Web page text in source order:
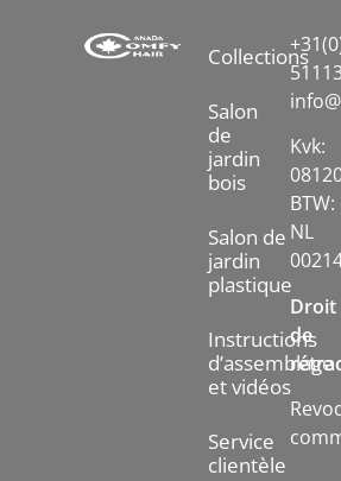
Collections
Salon
de
jardin
bois
Salon de
jardin
plastique
Instructions
d’assemblage
et vidéos
Service
clientèle
Kvk:
BTW:
NL
Droit
de